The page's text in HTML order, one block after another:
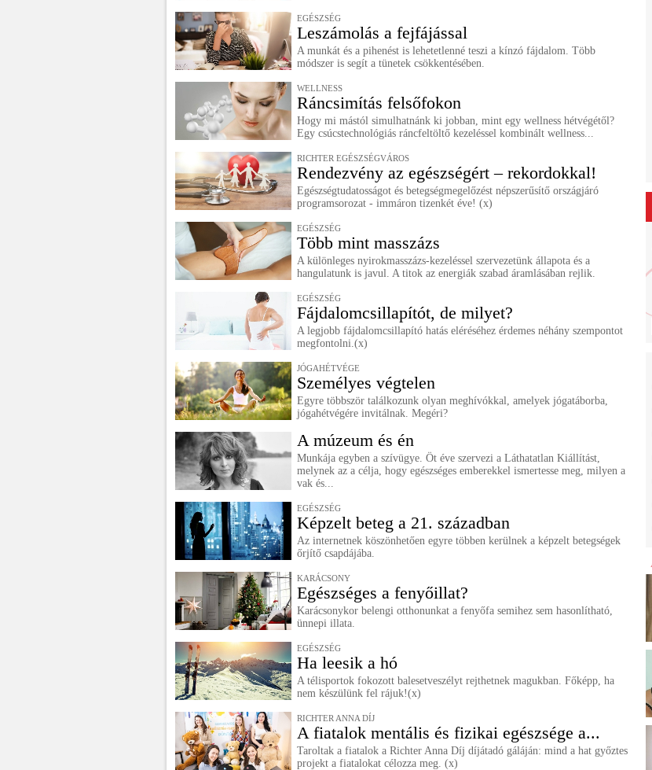
EGÉSZSÉG
Leszámolás a fejfájással
A munkát és a pihenést is lehetetlenné teszi a kínzó fájdalom. Több
módszer is segít a tünetek csökkentésében.
WELLNESS
Ráncsimítás felsőfokon
Hogy mi mástól simulhatnánk ki jobban, mint egy wellness hétvégétől?
Egy csúcstechnológiás ráncfeltöltő kezeléssel kombinált wellness...
RICHTER EGÉSZSÉGVÁROS
Rendezvény az egészségért – rekordokkal!
Egészségtudatosságot és betegségmegelőzést népszerűsítő országjáró
programsorozat - immáron tizenkét éve! (x)
EGÉSZSÉG
Több mint masszázs
A különleges nyirokmasszázs-kezeléssel szervezetünk állapota és a
hangulatunk is javul. A titok az energiák szabad áramlásában rejlik.
EGÉSZSÉG
Fájdalomcsillapítót, de milyet?
A legjobb fájdalomcsillapító hatás eléréséhez érdemes néhány szempontot
megfontolni.(x)
JÓGAHÉTVÉGE
Személyes végtelen
Egyre többször találkozunk olyan meghívókkal, amelyek jógatáborba,
jógahétvégére invitálnak. Megéri?
A múzeum és én
Munkája egyben a szívügye. Öt éve szervezi a Láthatatlan Kiállítást,
melynek az a célja, hogy egészséges emberekkel ismertesse meg, milyen a
vak és...
EGÉSZSÉG
Képzelt beteg a 21. században
Az internetnek köszönhetően egyre többen kerülnek a képzelt betegségek
őrjítő csapdájába.
KARÁCSONY
Egészséges a fenyőillat?
Karácsonykor belengi otthonunkat a fenyőfa semihez sem hasonlítható,
ünnepi illata.
EGÉSZSÉG
Ha leesik a hó
A télisportok fokozott balesetveszélyt rejthetnek magukban. Főképp, ha
nem készülünk fel rájuk!(x)
RICHTER ANNA DÍJ
A fiatalok mentális és fizikai egészsége a...
Taroltak a fiatalok a Richter Anna Díj díjátadó gáláján: mind a hat győztes
projekt a fiatalokat célozza meg. (x)